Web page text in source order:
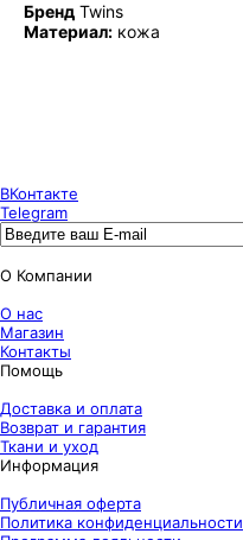
Бренд Twins
Материал: кожа
ВКонтакте
Telegram
О Компании
О нас
Магазин
Контакты
Помощь
Доставка и оплата
Возврат и гарантия
Ткани и уход
Информация
Публичная оферта
Политика конфиденциальности